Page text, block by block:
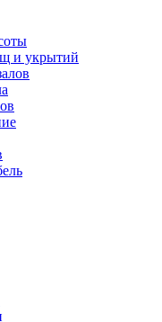
и укрытий